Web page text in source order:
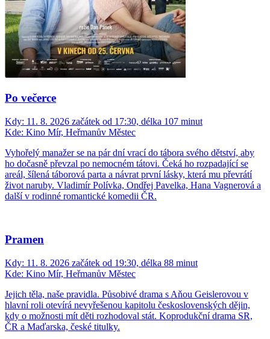
Po večerce
Kdy: 11. 8. 2026 začátek od 17:30, délka 107 minut
Kde: Kino Mír, Heřmanův Městec
Vyhořelý manažer se na pár dní vrací do tábora svého dětství, aby
ho dočasně převzal po nemocném tátovi. Čeká ho rozpadající se
areál, šílená táborová parta a návrat první lásky, která mu převrátí
život naruby. Vladimír Polívka, Ondřej Pavelka, Hana Vagnerová a
další v rodinné romantické komedii ČR.
Pramen
Kdy: 11. 8. 2026 začátek od 19:30, délka 88 minut
Kde: Kino Mír, Heřmanův Městec
Jejich těla, naše pravidla. Působivé drama s Aňou Geislerovou v
hlavní roli otevírá nevyřešenou kapitolu československých dějin,
kdy o možnosti mít děti rozhodoval stát. Koprodukční drama SR,
ČR a Maďarska, české titulky.